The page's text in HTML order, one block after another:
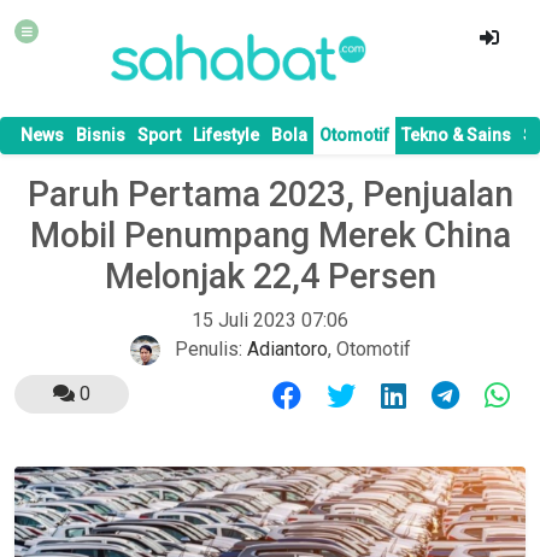
News Bisnis Sport Lifestyle Bola Otomotif Tekno & Sains
Paruh Pertama 2023, Penjualan
Mobil Penumpang Merek China
Melonjak 22,4 Persen
15 Juli 2023 07:06
Penulis: Adiantoro, Otomotif
0